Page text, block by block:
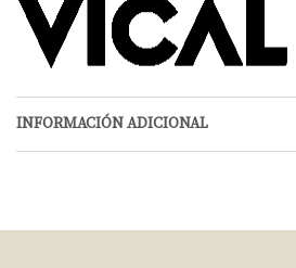
INFORMACIÓN ADICIONAL